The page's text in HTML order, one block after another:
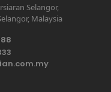
Selangor,
Malaysia